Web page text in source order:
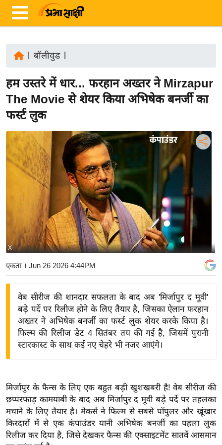
ज़ा
ख
र
रा
ष्ट्री
य
त
य
बि
ज़
ने
द्यो
वि
शे
ष
ज्ञ
रा
बॉलीवुड|
हम उस्तरे में धार... फरहान अख्तर ने Mirzapur
The Movie से शेयर किया अभिषेक बनर्जी का
फर्स्ट लुक
X
एकता । Jun 26 2026 4:44PM
वेब सीरीज की शानदार सफलता के बाद अब 'मिर्जापुर द मूवी'
बड़े पर्दे पर रिलीज होने के लिए तैयार है, जिसका ऐलान फरहान
अख्तर ने अभिषेक बनर्जी का फर्स्ट लुक शेयर करके किया है।
फिल्म की रिलीज डेट 4 सितंबर तय की गई है, जिसमें पुरानी
स्टारकास्ट के साथ कई नए चेहरे भी नजर आएंगे।
मिर्जापुर के फैन्स के लिए एक बहुत बड़ी खुशखबरी है! वेब सीरीज की
छप्परफाड़ कामयाबी के बाद अब मिर्जापुर द मूवी बड़े पर्दे पर तहलका
मचाने के लिए तैयार है। मेकर्स ने फिल्म से सबसे पॉपुलर और खूंखार
किरदारों में से एक कंपाउंडर यानी अभिषेक बनर्जी का पहला लुक
रिलीज कर दिया है, जिसे देखकर फैन्स की एक्साइटमेंट सातवें आसमान